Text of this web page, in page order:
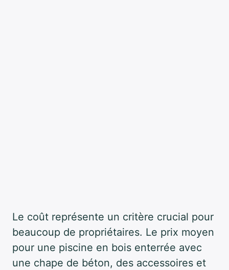
Le coût représente un critère crucial pour
beaucoup de propriétaires. Le prix moyen
pour une piscine en bois enterrée avec
une chape de béton, des accessoires et